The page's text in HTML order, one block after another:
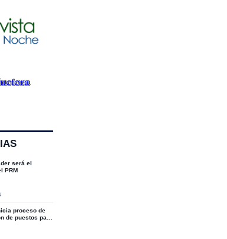
será el
PRM
proceso de
de puestos para